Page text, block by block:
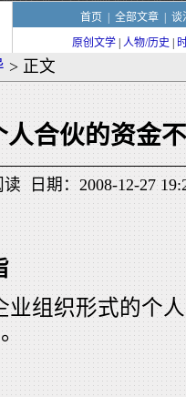
首页 全部文章| 谈
原创文学 人物/历史
> 正文
人合伙的资金
日期：2008-12-27
业组织形式的个